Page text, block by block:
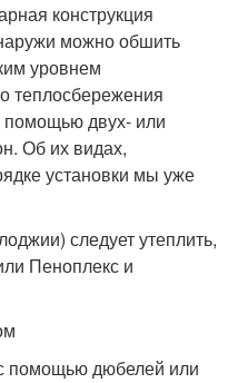
конструкция
можно обшить
уровнем
теплосбережения
помощью двух- или
Об их видах,
установки мы уже
следует утеплить,
Пеноплекс и
помощью дюбелей или